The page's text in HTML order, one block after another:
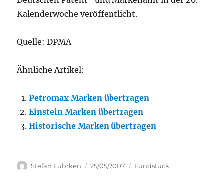
Kalenderwoche veröffentlicht.
Quelle: DPMA
Ähnliche Artikel:
Petromax Marken übertragen
Einstein Marken übertragen
Historische Marken übertragen
Author
Stefan Fuhrken
Posted
25/05/2007 Categories
Fundstück